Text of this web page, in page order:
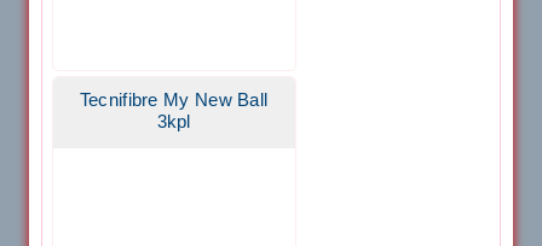
Tecnifibre My New Ball
3kpl